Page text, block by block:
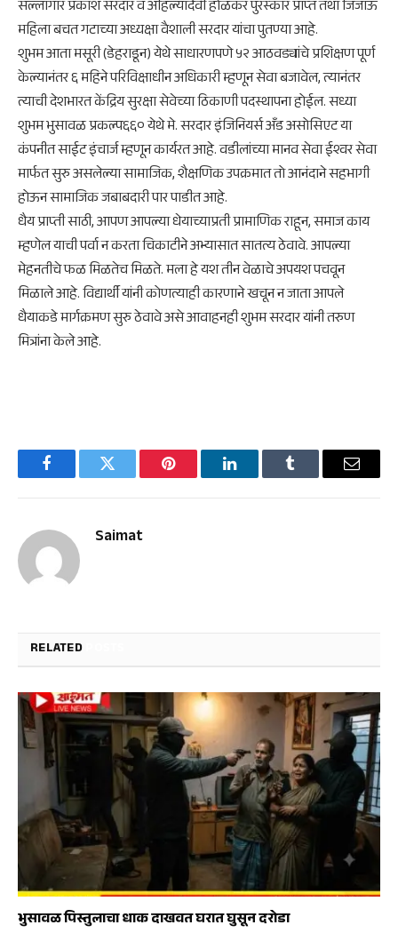
सल्लागार प्रकाश सरदार व अहिल्यादेवी होळकर पुरस्कार प्राप्त तथा जिजाऊ
महिला बचत गटाच्या अध्यक्षा वैशाली सरदार यांचा पुतण्या आहे.
शुभम आता मसूरी (डेहराडून) येथे साधारणपणे ५२ आठवड्यांचे प्रशिक्षण पूर्ण
केल्यानंतर ६ महिने परिविक्षाधीन अधिकारी म्हणून सेवा बजावेल, त्यानंतर
त्याची देशभारत केंद्रिय सुरक्षा सेवेच्या ठिकाणी पदस्थापना होईल. सध्या
शुभम भुसावळ प्रकल्प६६० येथे मे. सरदार इंजिनियर्स अँड असोसिएट या
कंपनीत साईट इंचार्ज म्हणून कार्यरत आहे. वडीलांच्या मानव सेवा ईश्वर सेवा
मार्फत सुरु असलेल्या सामाजिक, शैक्षणिक उपक्रमात तो आनंदाने सहभागी
होऊन सामाजिक जबाबदारी पार पाडीत आहे.
धैय प्राप्ती साठी, आपण आपल्या धेयाच्याप्रती प्रामाणिक राहून, समाज काय
म्हणेल याची पर्वा न करता चिकाटीने अभ्यासात सातत्य ठेवावे. आपल्या
मेहनतीचे फळ मिळतेच मिळते. मला हे यश तीन वेळाचे अपयश पचवून
मिळाले आहे. विद्यार्थी यांनी कोणत्याही कारणाने खचून न जाता आपले
धैयाकडे मार्गक्रमण सुरु ठेवावे असे आवाहनही शुभम सरदार यांनी तरुण
मित्रांना केले आहे.
FacebookTwitter Pinterest LinkedInTumblr Email
Saimat
RELATED
भुसावळ पिस्तुलाचा धाक दाखवत घरात घुसून दरोडा